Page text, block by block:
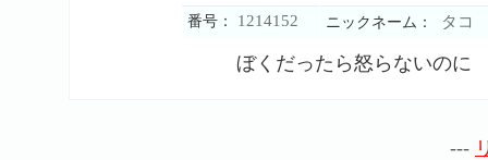
番号： 1214152 ニックネーム： タコ
ぼくだったら怒らないのに
---